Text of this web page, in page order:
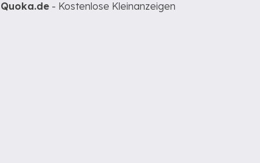
Quoka.de - Kostenlose Kleinanzeigen